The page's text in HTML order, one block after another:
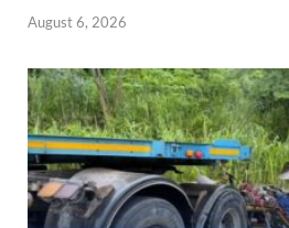
August 6, 2026